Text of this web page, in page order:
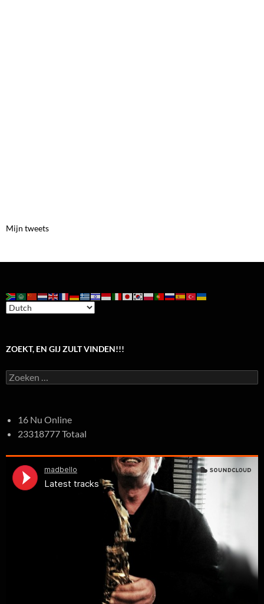
Mijn tweets
ZOEKT, EN GIJ ZULT VINDEN!!!
Zoeken
naar:
16 Nu Online
23318777 Totaal